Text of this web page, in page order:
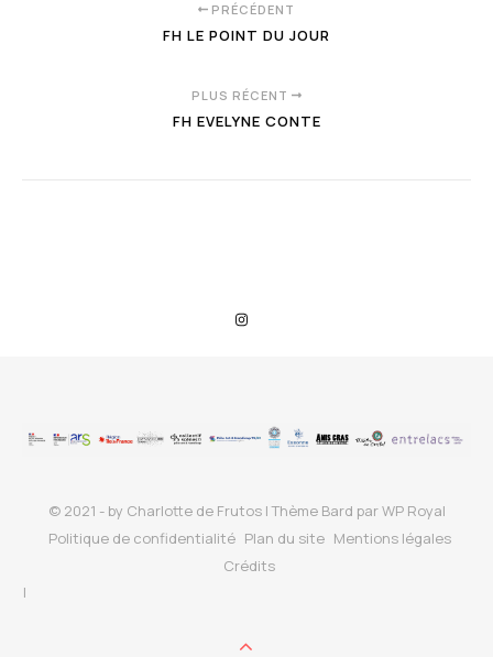
PRÉCÉDENT
FH LE POINT DU JOUR
PLUS RÉCENT
FH EVELYNE CONTE
© 2021 - by Charlotte de Frutos |Thème Bard parWP Royal
Politique de confidentialité Plan du site Mentions légales
Crédits